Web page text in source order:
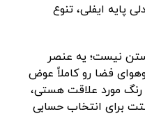
پایه ایفلی، تنوع
نیست؛ یه عنصر
فضا رو کاملاً عوض
رنگ مورد علاقت هستی،
برای انتخاب حسابی